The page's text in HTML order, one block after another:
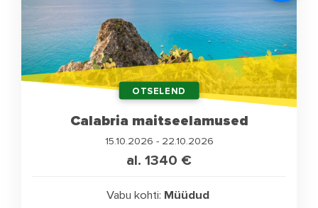
OTSELEND
Calabria maitseelamused
15.10.2026 - 22.10.2026
al. 1340 €
Vabu kohti: Müüdud